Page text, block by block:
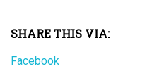
SHARE THIS VIA:
Facebook